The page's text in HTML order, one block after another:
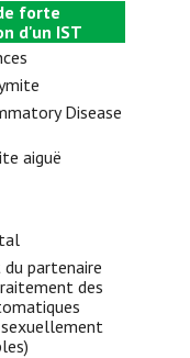
forte
d'un IST
Disease
aiguë
partenaire
des